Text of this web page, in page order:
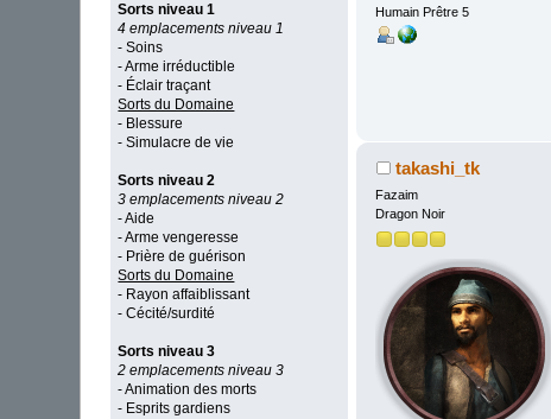
Sorts niveau 1
4 emplacements niveau 1
- Soins
- Arme irréductible
- Éclair traçant
Sorts du Domaine
- Blessure
- Simulacre de vie
Sorts niveau 2
3 emplacements niveau 2
- Aide
- Arme vengeresse
- Prière de guérison
Sorts du Domaine
- Rayon affaiblissant
- Cécité/surdité
Sorts niveau 3
2 emplacements niveau 3
- Animation des morts
- Esprits gardiens
Humain Prêtre 5
takashi_tk
Fazaim
Dragon Noir